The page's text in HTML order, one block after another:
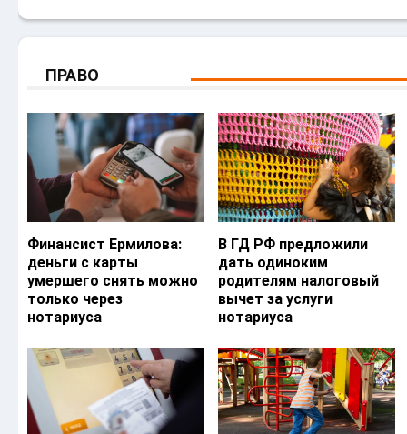
ПРАВО
Финансист Ермилова:
деньги с карты
умершего снять можно
только через
нотариуса
В ГД РФ предложили
дать одиноким
родителям налоговый
вычет за услуги
нотариуса